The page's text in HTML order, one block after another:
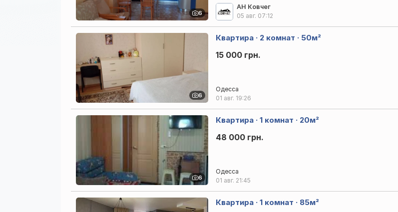
6
АН Ковчег
05 авг. 07:12
6
Квартира · 2 комнат · 50м²
15 000 грн.
Одесса
01 авг. 19:26
6
Квартира · 1 комнат · 20м²
48 000 грн.
Одесса
01 авг. 21:45
Квартира · 1 комнат · 85м²